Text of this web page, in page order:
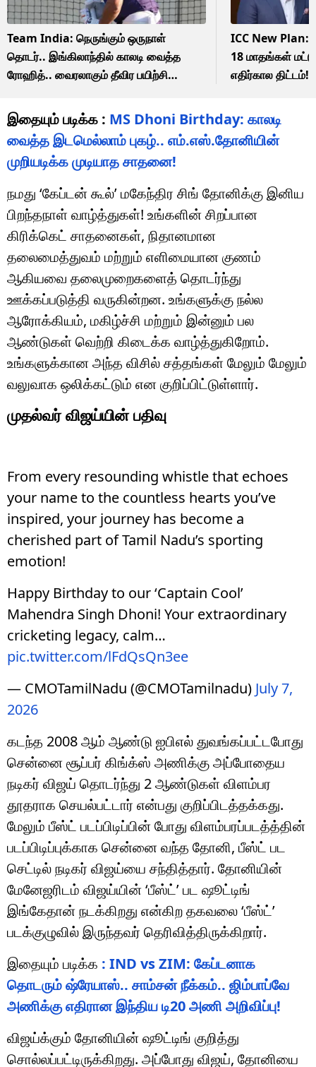
Team India: நெருங்கும் ஒருநாள்
தொடர்.. இங்கிலாந்தில் காலடி வைத்த
ரோஹித்.. வைரலாகும் தீவிர பயிற்சி
ICC New Plan:
18 மாதங்கள்
எதிர்கால திட்டம்!
இதையும் படிக்க : MS Dhoni Birthday: காலடி
வைத்த இடமெல்லாம் புகழ்.. எம்.எஸ்.தோனியின்
முறியடிக்க முடியாத சாதனை!
நமது ‘கேப்டன் கூல்’ மகேந்திர சிங் தோனிக்கு இனிய
பிறந்தநாள் வாழ்த்துகள்! உங்களின் சிறப்பான
கிரிக்கெட் சாதனைகள், நிதானமான
தலைமைத்துவம் மற்றும் எளிமையான குணம்
ஆகியவை தலைமுறைகளைத் தொடர்ந்து
ஊக்கப்படுத்தி வருகின்றன. உங்களுக்கு நல்ல
ஆரோக்கியம், மகிழ்ச்சி மற்றும் இன்னும் பல
ஆண்டுகள் வெற்றி கிடைக்க வாழ்த்துகிறோம்.
உங்களுக்கான அந்த விசில் சத்தங்கள் மேலும் மேலும்
வலுவாக ஒலிக்கட்டும் என குறிப்பிட்டுள்ளார்.
முதல்வர் விஜய்யின் பதிவு
From every resounding whistle that echoes
your name to the countless hearts you’ve
inspired, your journey has become a
cherished part of Tamil Nadu’s sporting
emotion!
Happy Birthday to our ‘Captain Cool’
Mahendra Singh Dhoni! Your extraordinary
cricketing legacy, calm…
pic.twitter.com/lFdQsQn3ee
— CMOTamilNadu (@CMOTamilnadu) July 7,
2026
கடந்த 2008 ஆம் ஆண்டு ஐபிஎல் துவங்கப்பட்டபோது
சென்னை சூப்பர் கிங்க்ஸ் அணிக்கு அப்போதைய
நடிகர் விஜய் தொடர்ந்து 2 ஆண்டுகள் விளம்பர
தூதராக செயல்பட்டார் என்பது குறிப்பிடத்தக்கது.
மேலும் பீஸ்ட் படப்பிடிப்பின் போது விளம்பரப்படத்த்தின்
படப்பிடிப்புக்காக சென்னை வந்த தோனி, பீஸ்ட் பட
செட்டில் நடிகர் விஜய்யை சந்தித்தார். தோனியின்
மேனேஜரிடம் விஜய்யின் ‘பீஸ்ட்’ பட ஷூட்டிங்
இங்கேதான் நடக்கிறது என்கிற தகவலை ‘பீஸ்ட்’
படக்குழுவில் இருந்தவர் தெரிவித்திருக்கிறார்.
இதையும் படிக்க : IND vs ZIM: கேப்டனாக
தொடரும் ஷ்ரேயாஸ்.. சாம்சன் நீக்கம்.. ஜிம்பாப்வே
அணிக்கு எதிரான இந்திய டி20 அணி அறிவிப்பு!
விஜய்க்கும் தோனியின் ஷூட்டிங் குறித்து
சொல்லப்பட்டிருக்கிறது. அப்போது விஜய், தோனியை